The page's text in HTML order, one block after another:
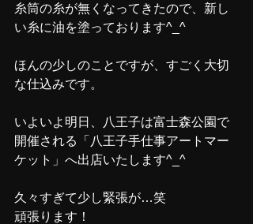
糸筒の糸が無くなってきたので、新し
い糸に油を塗っております^_^
ほんの少しのことですが、すごく大切
な仕込みです。
いよいよ明日、八王子は富士森公園で
開催される「八王子手仕事アートマー
ケット」へ出店いたします^_^
久々すぎて少し緊張が…笑
頑張ります！